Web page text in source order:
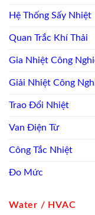
Hệ Thống Sấy Nhiệt
Quan Trắc Khí Thải
Gia Nhiệt Công
Giải Nhiệt Công
Trao Đổi Nhiệt
Van Điện Từ
Công Tắc Nhiệt
Đo Mức
Water / HVAC